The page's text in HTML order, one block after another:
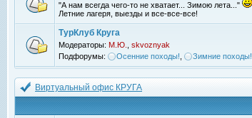
"А нам всегда чего-то не хватает... Зимою лета..."
Летние лагеря, выезды и все-все-все!
ТурКлуб Круга
Модераторы: М.Ю.
skvoznyak
Подфорумы:
Осенние походы! Зимние походы!
Виртуальный офис КРУГА